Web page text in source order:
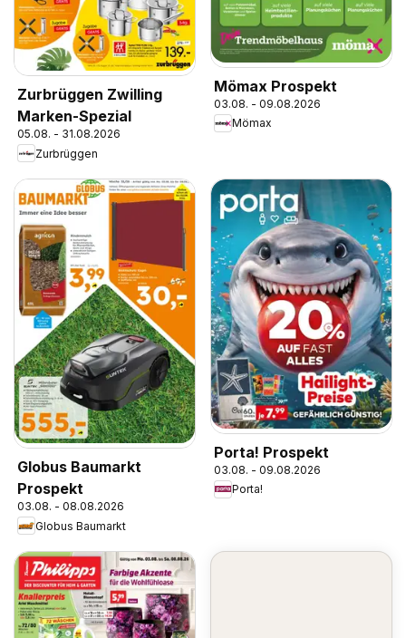
Zurbrüggen Zwilling
Marken-Spezial
05.08. - 31.08.2026
Zurbrüggen
Mömax Prospekt
03.08. - 09.08.2026
Mömax
Globus Baumarkt
Prospekt
03.08. - 08.08.2026
Globus Baumarkt
Porta! Prospekt
03.08. - 09.08.2026
Porta!